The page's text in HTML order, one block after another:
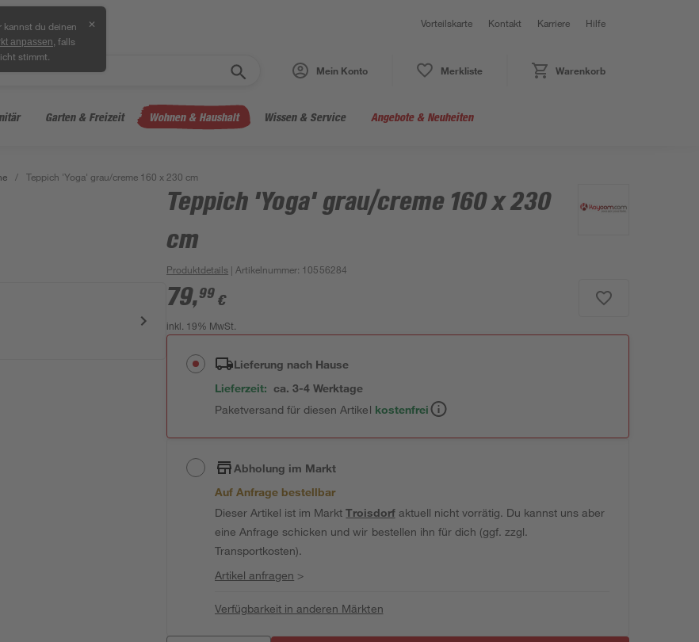
kannst du deinen
anpassen , falls
stimmt.
✕ Vorteilskarte Kontakt Karriere Hilfe
Mein Konto Merkliste Warenkorb
Garten & Freizeit Wohnen & Haushalt Wissen & Service Angebote & Neuheiten
/ Teppich 'Yoga' grau/creme 160 x 230 cm
Teppich 'Yoga' grau/creme 160 x 230
cm
Produktdetails | Artikelnummer: 10556284
79,99 €
inkl. 19% MwSt.
Lieferung nach Hause
Lieferzeit: ca. 3-4 Werktage
Paketversand für diesen Artikel kostenfrei
Abholung im Markt
Auf Anfrage bestellbar
Dieser Artikel ist im MarktTroisdorfaktuell nicht vorrätig. Du kannst uns aber
eine Anfrage schicken und wir bestellen ihn für dich (ggf. zzgl.
Transportkosten).
Artikel anfragen >
Verfügbarkeit in anderen Märkten